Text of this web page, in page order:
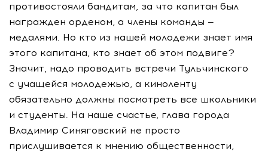
противостояли бандитам, за что капитан был
награжден орденом, а члены команды —
медалями. Но кто из нашей молодежи знает имя
этого капитана, кто знает об этом подвиге?
Значит, надо проводить встречи Тульчинского
с учащейся молодежью, а киноленту
обязательно должны посмотреть все школьники
и студенты. На наше счастье, глава города
Владимир Синяговский не просто
прислушивается к мнению общественности,